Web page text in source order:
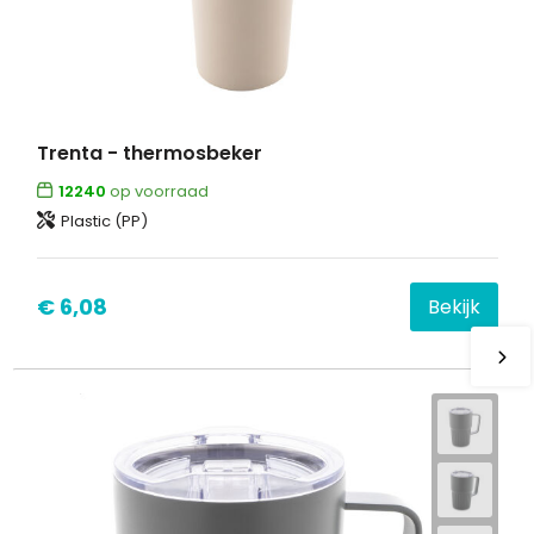
Trenta - thermosbeker
12240 op voorraad
Plastic (PP)
€ 6,08 Bekijk